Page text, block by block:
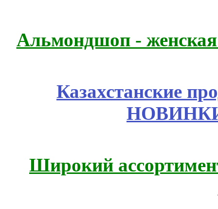
Альмондшоп -
Казахстанские
Широкий